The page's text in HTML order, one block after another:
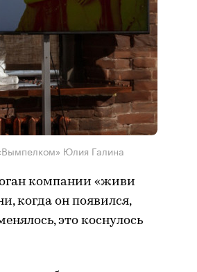
Юлия Галина
компании «живи
когда он появился,
это коснулось